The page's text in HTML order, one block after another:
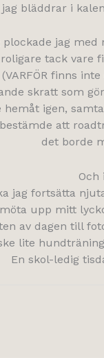
bläddrar i
jag
tack vare
finns
skratt som
hemåt igen,
att
det borde
Och
jag fortsätta
möta upp mitt
av dagen till
lite
En skol-ledig